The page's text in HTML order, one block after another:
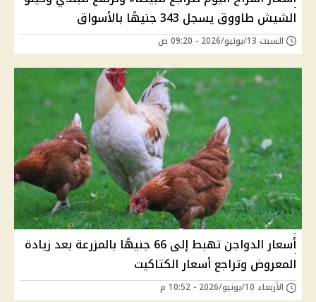
الشيش طاووق يسجل 343 جنيهًا بالأسواق
السبت 13/يونيو/2026 - 09:20 ص
أسعار الدواجن تهبط إلى 66 جنيهًا بالمزرعة بعد زيادة
المعروض وتراجع أسعار الكتاكيت
الأربعاء 10/يونيو/2026 - 10:52 م